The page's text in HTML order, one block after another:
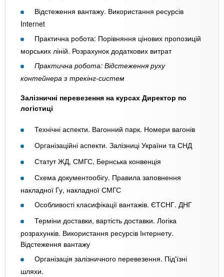
Відстеження вантажу. Використання ресурсів
Internet
Практична робота: Порівняння цінових пропозицій
морських ліній. Розрахунок додаткових витрат
Практична робота: Відстеження руху
контейнера з трекінг-систем
Залізничні перевезення на курсах Директор по
логістиці
Технічні аспекти. Вагонний парк. Номери вагонів
Організаційні аспекти. Залізниці України та СНД
Статут ЖД, СМГС, Бернська конвенція
Схема документообігу. Правила заповнення
накладної Гу, накладної СМГС
Особливості класифікації вантажів. ЄТСНГ. ДНГ
Терміни доставки, вартість доставки. Логіка
розрахунків. Використання ресурсів Інтернету.
Відстеження вантажу
Організація залізничного перевезення. Під'їзні
шляхи.